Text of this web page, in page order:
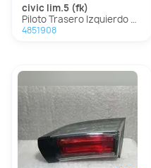
civic lim.5 (fk)
Piloto Trasero Izquierdo Para Honda Civic Lim.5
4851908